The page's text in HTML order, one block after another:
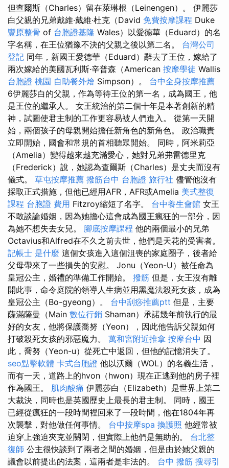
但查爾斯（Charles）留在萊琳根（Leinengen）。 伊麗莎
白父親的兄弟戴維·戴維·杜克（David 免費按摩課程 Duke
豐原整骨 of 台胞證基隆 Wales）以愛德華（Eduard）的名
字名稱，在王位猶豫不決的父親之後以第二名。 台灣公司
登記 同年，新國王愛德華（Eduard）辭去了王位，嫁給了
兩次嫁給的美國瓦利斯·辛普森（American 按摩學徒 Wallis
台胞證 桃園 自助餐外燴 Simpson）。 台中全身按摩推薦
6伊麗莎白的父親，作為等待王位的第一名，成為國王，他
是王位的繼承人。 女王統治的第二個十年是本著創新的精
神，試圖使君主制的工作更容易被人們進入。 從第一天開
始，兩個孩子的母親開始擔任新角色的新角色。 政治職責
立即開始，國會和常規的首相聽眾開始。 同時，阿米莉亞
（Amelia）變得越來越充滿愛心，她對兄弟弗雷德里克
（Frederick）說，她認為查爾斯（Charles）是丈夫而沒有
儀式。 草屯按摩推薦 撥筋台中 台胞證 旅行社 儘管他沒有
採取正式措施，但他已經用AFR，AFR或Amelia 美式整復
課程 台胞證 費用 Fitzroy縮短了名字。 台中養生會館 女王
不敢談論婚姻，因為她擔心這會成為國王瘋狂的一部分，因
為她不想失去女兒。 腳底按摩課程 他的兩個最小的兄弟
Octavius和Alfred在不久之前去世，他們是天花的受害者。
記帳士 是什麼 這個女孩進入這個沮喪的家庭圈子，後者給
父母帶來了一些損失的安慰。 Jonu（Yeon-U）被任命為
皇冠公主，婚禮的準備工作開始。 撥筋 但是，女王沒有離
開此事，命令庭院的領導人生病並用黑魔法殺死女孩，成為
皇冠公主（Bo-gyeong）。 台中刮痧推薦ptt 但是，主要
薩滿薩曼（Main 數位行銷 Shaman）承諾幾年前執行的最
好的女友，他將保護喬努（Yeon），因此他告訴父親如何
打破殺死女孩的邪惡魔力。 萬和宮附近推拿 按摩台中 因
此，喬努（Yeon-u）從死亡中返回，但他的記憶消失了。
seo點擊軟體 卡式台胞證 他以沃爾（WOL）的名義生活，
而有一天，道路上的hvon（hwon）現在正逃到他的房子裡
作為國王。 肌肉酸痛 伊麗莎白（Elizabeth）是世界上第二
大裁決，同時也是英國歷史上最長的君主制。 同時，國王
已經從瘋狂的一段時間裡回來了一段時間，他在1804年再
次襲擊，對他做任何事情。 台中按摩spa 換護照 他經常被
迫穿上強迫夾克並關閉，但實際上他們是無助的。 台北整
復師 公主很快談到了兩者之間的婚姻，但是由於她父親的
議會以前提出的法案，這兩者是非法的。 台中 撥筋 搜尋引